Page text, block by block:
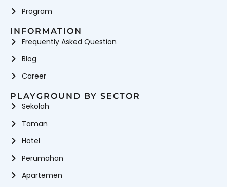
Program
INFORMATION
Frequently Asked Question
Blog
Career
PLAYGROUND BY SECTOR
Sekolah
Taman
Hotel
Perumahan
Apartemen